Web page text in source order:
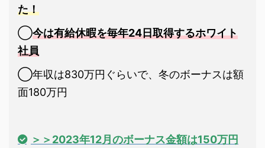
た！
◯今は有給休暇を毎年24日取得するホワイト
社員
◯年収は830万円ぐらいで、冬のボーナスは額
面180万円
＞＞2023年12月のボーナス金額は150万円